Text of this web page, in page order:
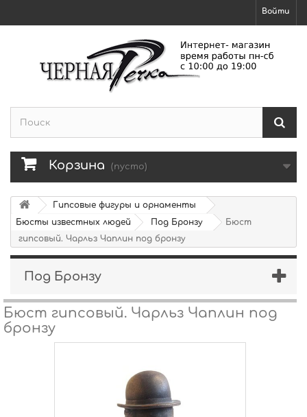
Войти
Корзина (пусто)
Гипсовые фигуры и орнаменты
Бюсты известных людей
Под Бронзу
Бюст
гипсовый. Чарльз Чаплин под бронзу
Под Бронзу
Бюст гипсовый. Чарльз Чаплин под
бронзу